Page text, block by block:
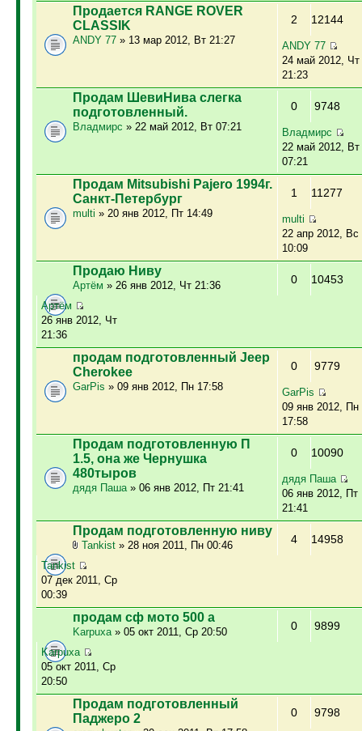
Продается RANGE ROVER
CLASSIK
ANDY 77» 13 мар 2012, Вт 21:27
2 12144
ANDY 77
24 май 2012, Чт
21:23
Продам ШевиНива слегка
подготовленный.
Владмирс » 22 май 2012, Вт 07:21
0 9748
Владмирс
22 май 2012, Вт
07:21
Продам Mitsubishi Pajero 1994г.
Санкт-Петербург
multi » 20 янв 2012, Пт 14:49
1 11277
multi
22 апр 2012, Вс
10:09
Продаю Ниву
Артём » 26 янв 2012, Чт 21:36 0 10453
Артём
26 янв 2012, Чт
21:36
продам подготовленный Jeep
Cherokee
GarPis » 09 янв 2012, Пн 17:58
0 9779
GarPis
09 янв 2012, Пн
17:58
Продам подготовленную П
1.5, она же Чернушка
480тыров
дядя Паша» 06 янв 2012, Пт 21:41
0 10090
дядя Паша
06 янв 2012, Пт
21:41
Продам подготовленную ниву
Tankist» 28 ноя 2011, Пн 00:46 4 14958
Tankist
07 дек 2011, Ср
00:39
продам сф мото 500 а
Karpuxa» 05 окт 2011, Ср 20:50 0 9899
Karpuxa
05 окт 2011, Ср
20:50
Продам подготовленный
Паджеро 2
0 9798